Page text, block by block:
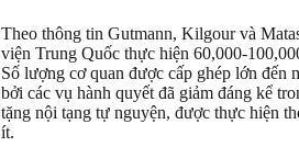
Theo thông tin Gutmann, Kilgour và
viện Trung Quốc thực hiện 60,000-
Số lượng cơ quan được cấp ghép lớn đến
bởi các vụ hành quyết đã giảm đáng kể
tặng nội tạng tự nguyện, được thực hiện
ít.